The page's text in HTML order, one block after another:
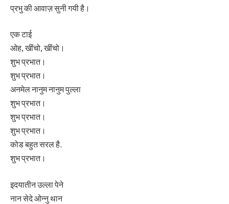
प्रभु की आवाज़ सुनी गयी है।
एक टाई
ओह, खींचो, खींचो।
शुभ प्रभात।
शुभ प्रभात।
अनमेल नानुम नानुम पुल्ला
शुभ प्रभात।
शुभ प्रभात।
शुभ प्रभात।
कोड बहुत सरल है.
शुभ प्रभात।
इदयातीन उल्ला पेने
नान सेदे ओन्नु थान